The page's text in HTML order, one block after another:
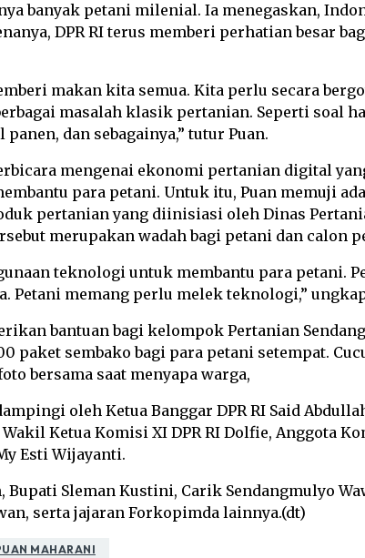
banyak petani milenial. Ia menegaskan,
DPR RI terus memberi perhatian besar
makan kita semua. Kita perlu secara
masalah klasik pertanian. Seperti soal
dan sebagainya,” tutur Puan.
mengenai ekonomi pertanian digital
para petani. Untuk itu, Puan memuji
pertanian yang diinisiasi oleh Dinas
merupakan wadah bagi petani dan calon
teknologi untuk membantu para petani.
memang perlu melek teknologi,”
bantuan bagi kelompok Pertanian
paket sembako bagi para petani setempat.
bersama saat menyapa warga,
oleh Ketua Banggar DPR RI Said
Ketua Komisi XI DPR RI Dolfie, Anggota
Esti Wijayanti.
Sleman Kustini, Carik Sendangmulyo
serta jajaran Forkopimda lainnya.(dt)
MAHARANI